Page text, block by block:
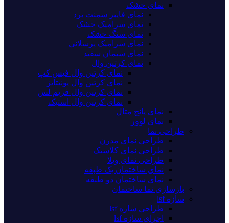
نمای خشک
نمای فایبر سمنت برد
نمای سرامیک خشک
نمای سنگ خشک
نمای سرامیک پرسلانی
نمای سیمان سفید
نمای کرتین وال
نمای کرتین وال فیس کپ
نمای کرتین وال یونیتایز
نمای کرتین وال فریم لس
نمای کرتین وال استیک
نمای پانچ متال
نمای لوور
طراحی نما
طراحی نمای مدرن
طراحی نمای کلاسیک
طراحی نمای ویلا
نمای ساختمان یک طبقه
نمای ساختمان دو طبقه
بازسازی نما ساختمان
سازه lsf
طراحی سازه lsf
اجرای سازه lsf